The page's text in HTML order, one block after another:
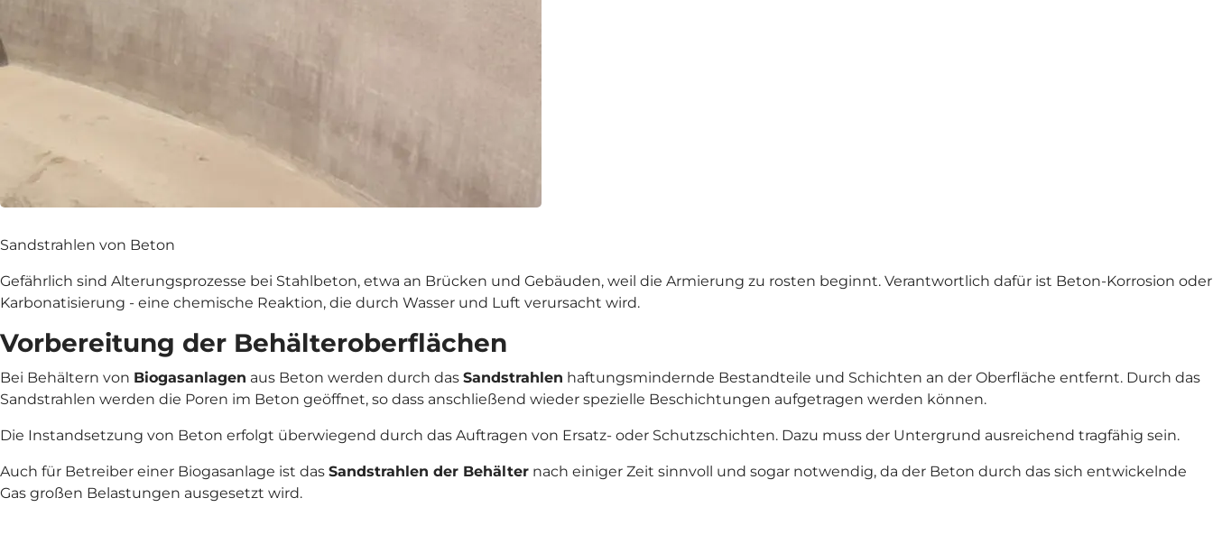
Sandstrahlen von Beton
Gefährlich sind Alterungsprozesse bei Stahlbeton, etwa an Brücken und Gebäuden, weil die Armierung zu rosten beginnt. Verantwortlich dafür ist Beton-Korrosion oder
Karbonatisierung - eine chemische Reaktion, die durch Wasser und Luft verursacht wird.
Vorbereitung der Behälteroberflächen
Bei Behältern von Biogasanlagen aus Beton werden durch das Sandstrahlen haftungsmindernde Bestandteile und Schichten an der Oberfläche entfernt. Durch das
Sandstrahlen werden die Poren im Beton geöffnet, so dass anschließend wieder spezielle Beschichtungen aufgetragen werden können.
Die Instandsetzung von Beton erfolgt überwiegend durch das Auftragen von Ersatz- oder Schutzschichten. Dazu muss der Untergrund ausreichend tragfähig sein.
Auch für Betreiber einer Biogasanlage ist das Sandstrahlen der Behälter nach einiger Zeit sinnvoll und sogar notwendig, da der Beton durch das sich entwickelnde
Gas großen Belastungen ausgesetzt wird.